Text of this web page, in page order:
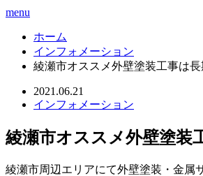
menu
ホーム
インフォメーション
綾瀬市オススメ外壁塗装工事は
2021.06.21
インフォメーション
綾瀬市オススメ外壁塗装
綾瀬市周辺エリアにて外壁塗装・金属